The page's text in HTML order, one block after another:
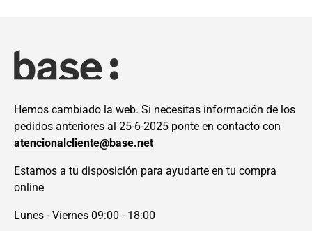
Hemos cambiado la web. Si necesitas información de los
pedidos anteriores al 25-6-2025 ponte en contacto con
atencionalcliente@base.net
Estamos a tu disposición para ayudarte en tu compra
online
Lunes - Viernes 09:00 - 18:00